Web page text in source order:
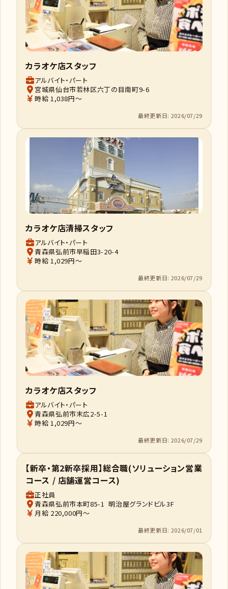
カラオケ店スタッフ
アルバイト・パート
宮城県仙台市若林区六丁の目南町9-6
時給 1,038円～
最終更新日: 2026/07/29
カラオケ店清掃スタッフ
アルバイト・パート
青森県弘前市早稲田3-20-4
時給 1,029円～
最終更新日: 2026/07/29
カラオケ店スタッフ
アルバイト・パート
青森県弘前市末広2-5-1
時給 1,029円～
最終更新日: 2026/07/29
【新卒・第2新卒採用】総合職(ソリューション営業
コース / 店舗運営コース)
正社員
青森県弘前市本町85-1 明治屋グランドビル3F
月給 220,000円～
最終更新日: 2026/07/01